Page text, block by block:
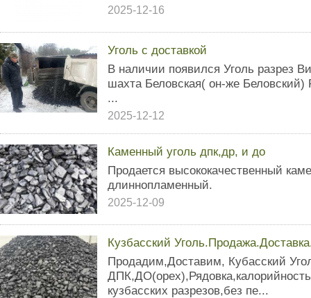
2025-12-16
Уголь с доставкой
В наличии появился Уголь разрез
шахта Беловская( он-же
...
2025-12-12
Каменный уголь дпк,др, и до
Продается высококачественный
длиннопламенный.
2025-12-09
Кузбасский
Продадим,Доставим, Кубасский
кузбасских разрезов,без пе...